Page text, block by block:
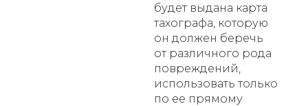
будет выдана карта
тахографа, которую
он должен беречь
от различного рода
повреждений,
использовать только
по ее прямому